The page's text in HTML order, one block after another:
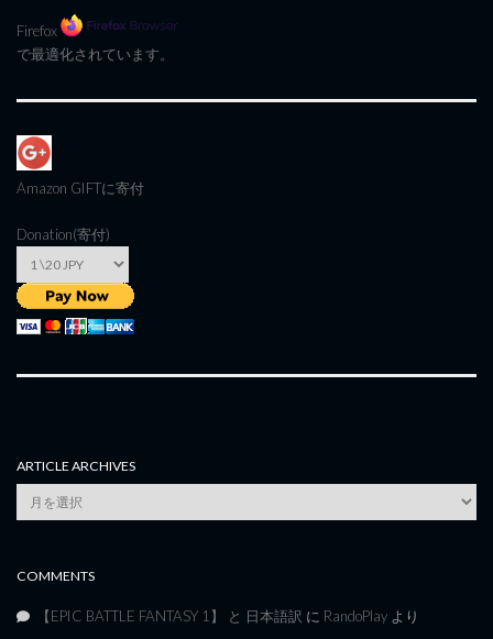
Firefox
で最適化されています。
Amazon GIFTに寄付
Donation(寄付)
ARTICLE ARCHIVES
Article
Archives
COMMENTS
【EPIC BATTLE FANTASY 1】 と 日本語訳 に RandoPlay より